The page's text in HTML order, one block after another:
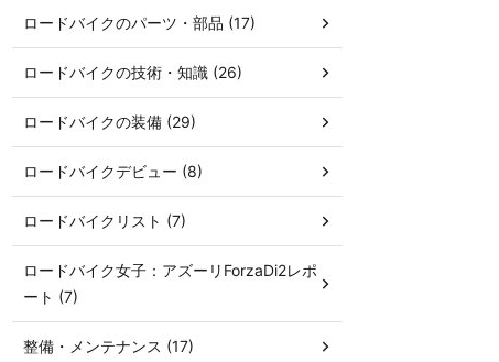
ロードバイクのパーツ・部品 (17)
ロードバイクの技術・知識 (26)
ロードバイクの装備 (29)
ロードバイクデビュー (8)
ロードバイクリスト (7)
ロードバイク女子：アズーリForzaDi2レポ
ート (7)
整備・メンテナンス (17)